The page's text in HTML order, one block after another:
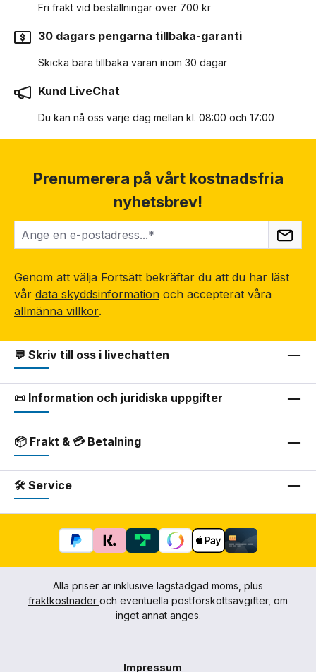
Fri frakt vid beställningar över 700 kr
30 dagars pengarna tillbaka-garanti
Skicka bara tillbaka varan inom 30 dagar
Kund LiveChat
Du kan nå oss varje dag mellan kl. 08:00 och 17:00
Prenumerera på vårt kostnadsfria
nyhetsbrev!
Genom att välja Fortsätt bekräftar du att du har läst
vår data skyddsinformation och accepterat våra
allmänna villkor.
💬 Skriv till oss i livechatten
📜 Information och juridiska uppgifter
📦 Frakt & 💳 Betalning
🛠 Service
Alla priser är inklusive lagstadgad moms, plus
fraktkostnader och eventuella postförskottsavgifter, om
inget annat anges.
Impressum